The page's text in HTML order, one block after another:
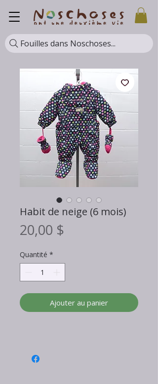
Fouilles dans Noschoses...
Habit de neige (6 mois)
20,00 $
Quantité *
Ajouter au panier